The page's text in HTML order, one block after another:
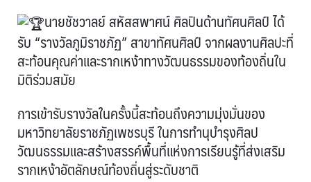
นายชัชวาลย์ สหัสสพาศน์ ศิลปินด้านทัศนศิลป์ ได้
รับ “รางวัลภูมิราชภัฏ” สาขาทัศนศิลป์ จากผลงานศิลปะที่
สะท้อนคุณค่าและรากเหง้าทางวัฒนธรรมของท้องถิ่นใน
มิติร่วมสมัย
การเข้ารับรางวัลในครั้งนี้สะท้อนถึงความมุ่งมั่นของ
มหาวิทยาลัยราชภัฏเพชรบุรี ในการทำนุบำรุงศิลป
วัฒนธรรมและสร้างสรรค์พื้นที่แห่งการเรียนรู้ที่ส่งเสริม
รากเหง้าอัตลักษณ์ท้องถิ่นสู่ระดับชาติ